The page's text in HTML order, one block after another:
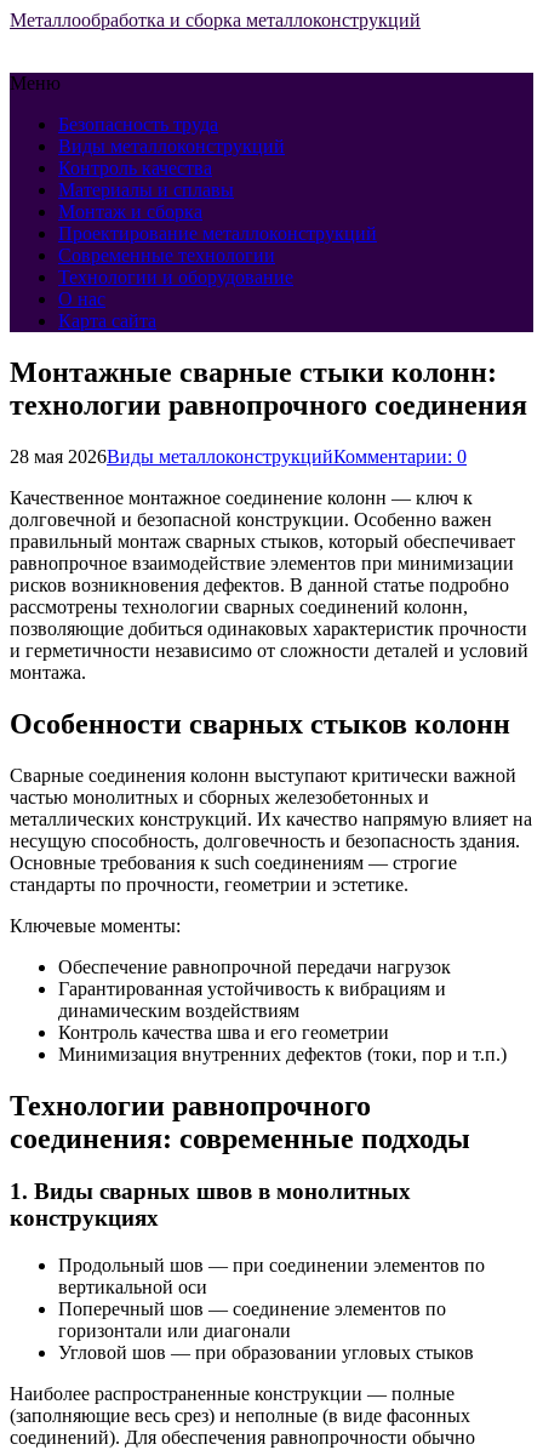
Металлообработка и сборка металлоконструкций
Меню
Безопасность труда
Виды металлоконструкций
Контроль качества
Материалы и сплавы
Монтаж и сборка
Проектирование металлоконструкций
Современные технологии
Технологии и оборудование
О нас
Карта сайта
Монтажные сварные стыки колонн:
технологии равнопрочного соединения
28 мая 2026Виды металлоконструкцийКомментарии: 0
Качественное монтажное соединение колонн — ключ к
долговечной и безопасной конструкции. Особенно важен
правильный монтаж сварных стыков, который обеспечивает
равнопрочное взаимодействие элементов при минимизации
рисков возникновения дефектов. В данной статье подробно
рассмотрены технологии сварных соединений колонн,
позволяющие добиться одинаковых характеристик прочности
и герметичности независимо от сложности деталей и условий
монтажа.
Особенности сварных стыков колонн
Сварные соединения колонн выступают критически важной
частью монолитных и сборных железобетонных и
металлических конструкций. Их качество напрямую влияет на
несущую способность, долговечность и безопасность здания.
Основные требования к such соединениям — строгие
стандарты по прочности, геометрии и эстетике.
Ключевые моменты:
Обеспечение равнопрочной передачи нагрузок
Гарантированная устойчивость к вибрациям и
динамическим воздействиям
Контроль качества шва и его геометрии
Минимизация внутренних дефектов (токи, пор и т.п.)
Технологии равнопрочного
соединения: современные подходы
1. Виды сварных швов в монолитных
конструкциях
Продольный шов — при соединении элементов по
вертикальной оси
Поперечный шов — соединение элементов по
горизонтали или диагонали
Угловой шов — при образовании угловых стыков
Наиболее распространенные конструкции — полные
(заполняющие весь срез) и неполные (в виде фасонных
соединений). Для обеспечения равнопрочности обычно